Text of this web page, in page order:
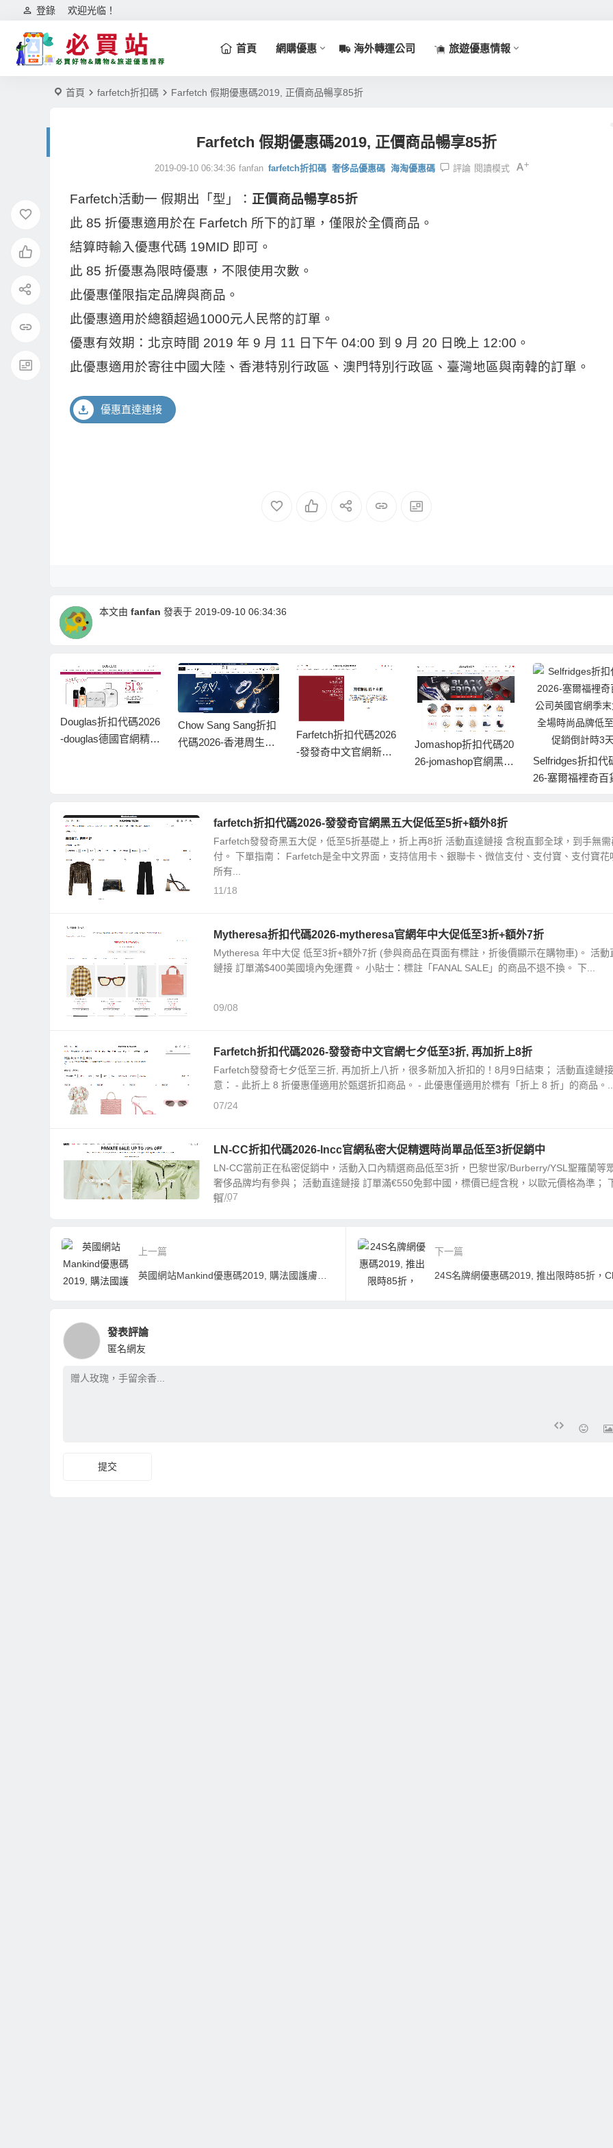
欢迎光临！
登錄
首頁 網購優惠 海外轉運公司 旅遊優惠情報
首頁 farfetch折扣碼 Farfetch 假期優惠碼2019, 正價商品暢享85折
Farfetch 假期優惠碼2019, 正價商品暢享85折
2019-09-10 06:34:36 fanfan farfetch折扣碼 奢侈品優惠碼 海淘優惠碼 評論 閱讀模式
Farfetch活動一 假期出「型」： 正價商品暢享85折
此 85 折優惠適用於在 Farfetch 所下的訂單，僅限於全價商品。
結算時輸入優惠代碼 19MID 即可。
此 85 折優惠為限時優惠，不限使用次數。
此優惠僅限指定品牌與商品。
此優惠適用於總額超過1000元人民幣的訂單。
優惠有效期：北京時間 2019 年 9 月 11 日下午 04:00 到 9 月 20 日晚上 12:00。
此優惠適用於寄往中國大陸、香港特別行政區、澳門特別行政區、臺灣地區與南韓的訂單。
優惠直達連接
本文由 fanfan 發表于 2019-09-10 06:34:36
Chow Sang Sang折扣
代碼2026-香港周生生
Farfetch折扣代碼2026
Jomashop折扣代碼20
Selfridges折扣代碼20
促銷倒計時3天
nike折扣代碼
克中國官網1212
折曡加最高滿減
另有多件多折
farfetch折扣代碼2026-發發奇官網黑五大促低至5折+額外8折
Farfetch發發奇黑五大促，低至5折基礎上，折上再8折 活動直達鏈接 含稅直郵全球，到手無需
付。 下單指南： Farfetch是全中文界面，支持信用卡、銀聯卡、微信支付、支付寶、支付寶花
所有...
11/18
Mytheresa折扣代碼2026-mytheresa官網年中大促低至3折+額外7折
Mytheresa 年中大促 低至3折+額外7折 (參與商品在頁面有標註，折後價顯示在購物車)。 活動
鏈接 訂單滿$400美國境內免運費。 小貼士：標註「FANAL SALE」的商品不退不換。 下...
09/08
Farfetch折扣代碼2026-發發奇中文官網七夕低至3折, 再加折上8折
Farfetch發發奇七夕低至三折, 再加折上八折，很多新加入折扣的！8月9日結束； 活動直達鏈
意： - 此折上 8 折優惠僅適用於甄選折扣商品。 - 此優惠僅適用於標有「折上 8 折」的商品。...
07/24
LN-CC折扣代碼2026-lncc官網私密大促精選時尚單品低至3折促銷中
LN-CC當前正在私密促銷中，活動入口內精選商品低至3折，巴黎世家/Burberry/YSL聖羅蘭等
奢侈品牌均有參與； 活動直達鏈接 訂單滿€550免郵中國，標價已經含稅，以歐元價格為準；
指...
07/07
上一篇 下一篇
發表評論
匿名網友
提交